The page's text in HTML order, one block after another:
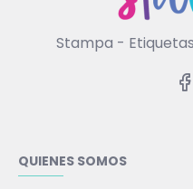
Stampa -
QUIENES SOMOS